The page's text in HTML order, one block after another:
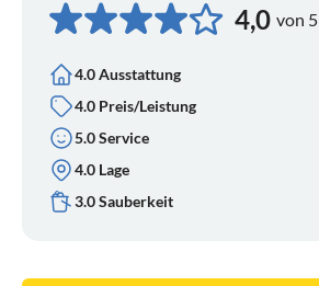
4,0 von 5
4.0 Ausstattung
4.0 Preis/Leistung
5.0 Service
4.0 Lage
3.0 Sauberkeit